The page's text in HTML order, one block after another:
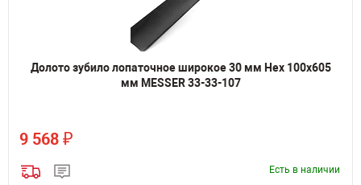
Долото зубило лопаточное широкое 30 мм Hex 100х605
мм MESSER 33-33-107
9 568 ₽
Есть в наличии